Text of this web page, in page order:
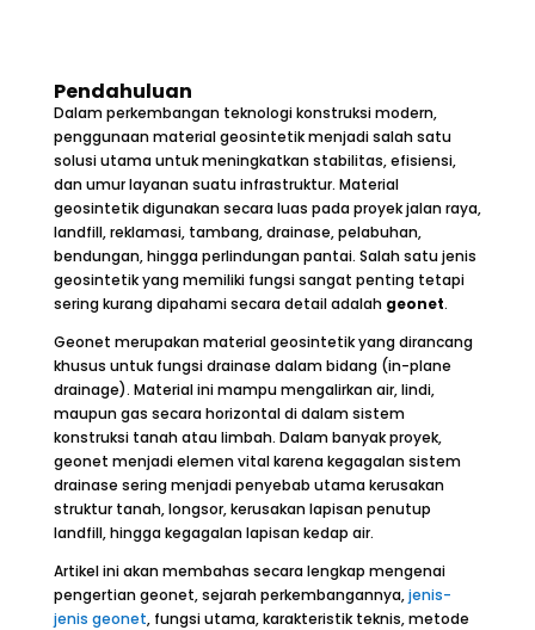
Pendahuluan
Dalam perkembangan teknologi konstruksi modern,
penggunaan material geosintetik menjadi salah satu
solusi utama untuk meningkatkan stabilitas, efisiensi,
dan umur layanan suatu infrastruktur. Material
geosintetik digunakan secara luas pada proyek jalan raya,
landfill, reklamasi, tambang, drainase, pelabuhan,
bendungan, hingga perlindungan pantai. Salah satu jenis
geosintetik yang memiliki fungsi sangat penting tetapi
sering kurang dipahami secara detail adalah geonet.
Geonet merupakan material geosintetik yang dirancang
khusus untuk fungsi drainase dalam bidang (in-plane
drainage). Material ini mampu mengalirkan air, lindi,
maupun gas secara horizontal di dalam sistem
konstruksi tanah atau limbah. Dalam banyak proyek,
geonet menjadi elemen vital karena kegagalan sistem
drainase sering menjadi penyebab utama kerusakan
struktur tanah, longsor, kerusakan lapisan penutup
landfill, hingga kegagalan lapisan kedap air.
Artikel ini akan membahas secara lengkap mengenai
pengertian geonet, sejarah perkembangannya,jenis-
jenis geonet, fungsi utama, karakteristik teknis, metode